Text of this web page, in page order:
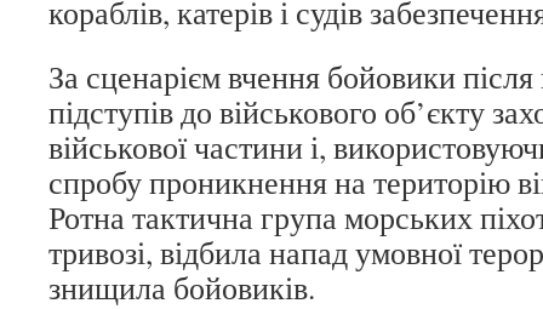
кораблів, катерів і судів
За сценарієм вчення бойовики
підступів до військового об’єкту
військової частини і,
спробу проникнення на територію
Ротна тактична група морських
тривозі, відбила напад умовної
знищила бойовиків.